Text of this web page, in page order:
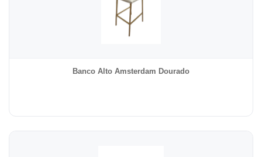
Banco Alto Amsterdam Dourado